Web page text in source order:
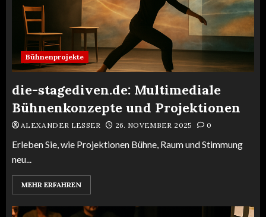
Bühnenprojekte
die-stagediven.de: Multimediale
Bühnenkonzepte und Projektionen
ALEXANDER LESSER 26. NOVEMBER 2025 0
Erleben Sie, wie Projektionen Bühne, Raum und Stimmung
neu...
MEHR ERFAHREN